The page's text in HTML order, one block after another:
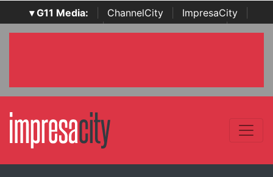
▾ G11 Media: ChannelCity ImpresaCity
SecurityOpenLab | Italian Channel Awards | Italian